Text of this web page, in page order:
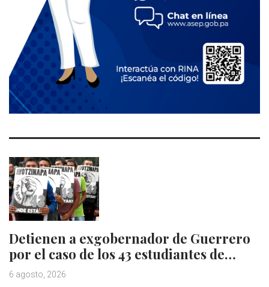
Detienen a exgobernador de Guerrero
por el caso de los 43 estudiantes de…
6 agosto, 2026